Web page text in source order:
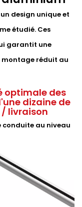
design unique et
étudié. Ces
garantit une
montage réduit au
optimale des
dizaine de
livraison
au niveau